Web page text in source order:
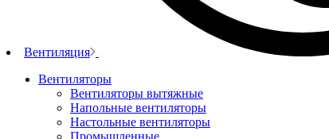
Вентиляция
Вентиляторы
Вентиляторы вытяжные
Напольные вентиляторы
Настольные вентиляторы